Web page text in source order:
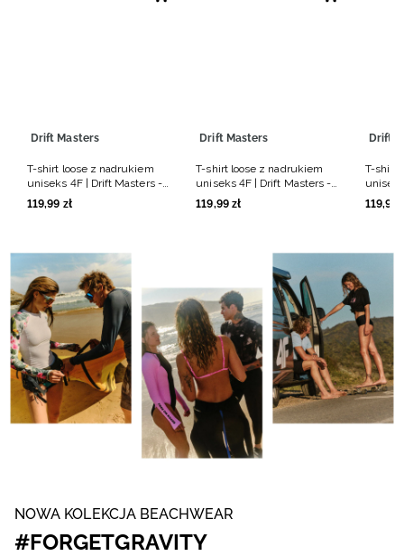
Drift Masters
T-shirt loose z nadrukiem
uniseks 4F | Drift Masters -
czarny
119,99 zł
Drift Masters
T-shirt loose z nadrukiem
uniseks 4F | Drift Masters -
biały
119,99 zł
Drift
T-shirt
czarny
119,99
NOWA KOLEKCJA BEACHWEAR
#FORGETGRAVITY